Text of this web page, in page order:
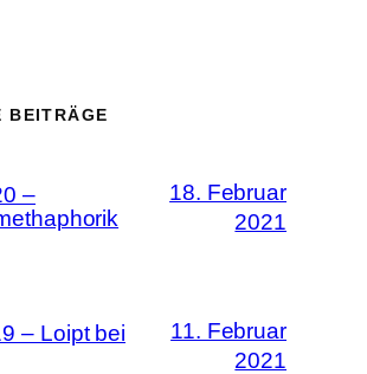
BEITRÄGE
–
18. Februar
2021
– Loipt bei
11. Februar
2021